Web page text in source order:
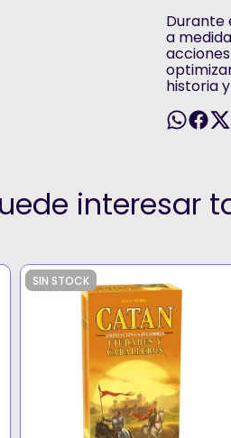
Durante
a
historia
interesar
SIN STOCK